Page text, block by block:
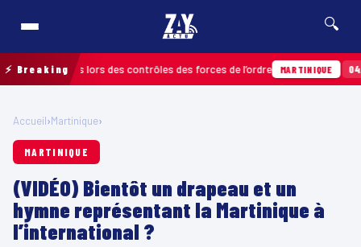
🔍
⚡ Breaking
relevées lors des contrôles des forces de l’ordre MARTINIQUE 04/08 ·
Accueil›Martinique›
MARTINIQUE
(VIDÉO) Bientôt un drapeau et un
hymne représentant la Martinique à
l’international ?